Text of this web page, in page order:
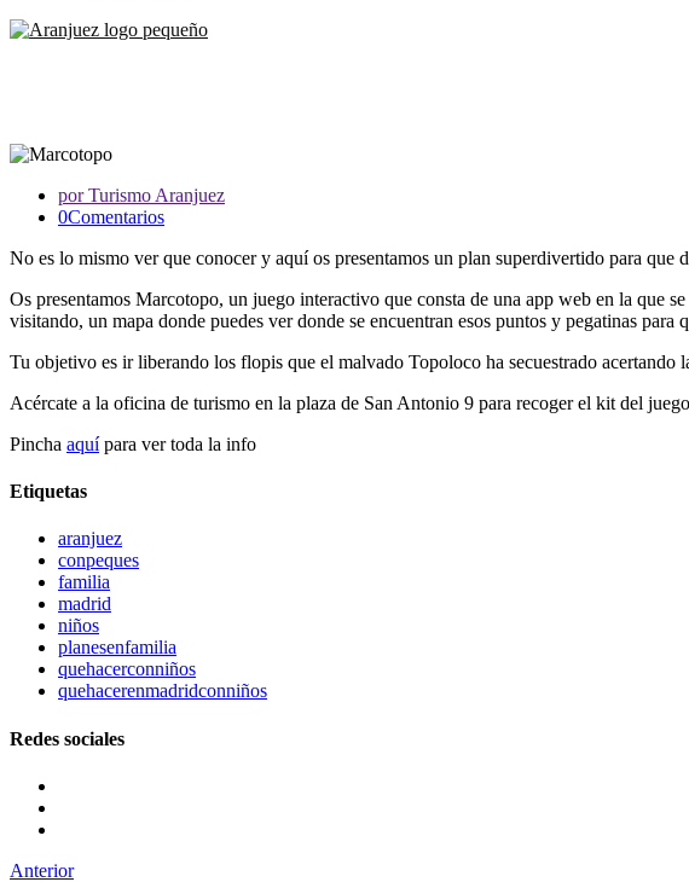
por Turismo Aranjuez
0Comentarios
No es lo mismo ver que conocer y aquí os presentamos un plan superdivertido para
Os presentamos Marcotopo, un juego interactivo que consta de una app web en la que
visitando, un mapa donde puedes ver donde se encuentran esos puntos y pegatinas para
Tu objetivo es ir liberando los flopis que el malvado Topoloco ha secuestrado
Acércate a la oficina de turismo en la plaza de San Antonio 9 para recoger el kit del
Pincha aquípara ver toda la info
Etiquetas
aranjuez
conpeques
familia
madrid
niños
planesenfamilia
quehacerconniños
quehacerenmadridconniños
Redes sociales
Anterior